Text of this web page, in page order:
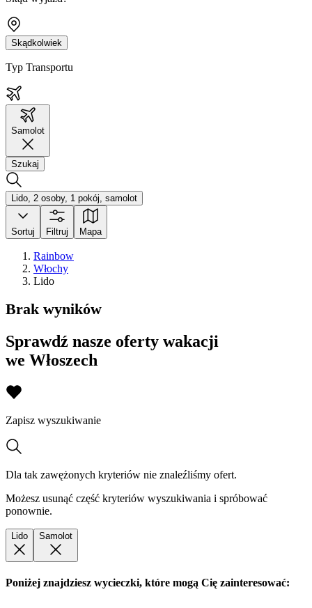
Skądkolwiek
Typ Transportu
Samolot
Szukaj
Lido, 2 osoby, 1 pokój, samolot
Sortuj Filtruj Mapa
Rainbow
Włochy
Lido
Brak wyników
Sprawdź nasze oferty wakacji
we Włoszech
Zapisz wyszukiwanie
Dla tak zawężonych kryteriów nie znaleźliśmy ofert.
Możesz usunąć część kryteriów wyszukiwania i spróbować
ponownie.
Lido Samolot
Poniżej znajdziesz wycieczki, które mogą Cię zainteresować: